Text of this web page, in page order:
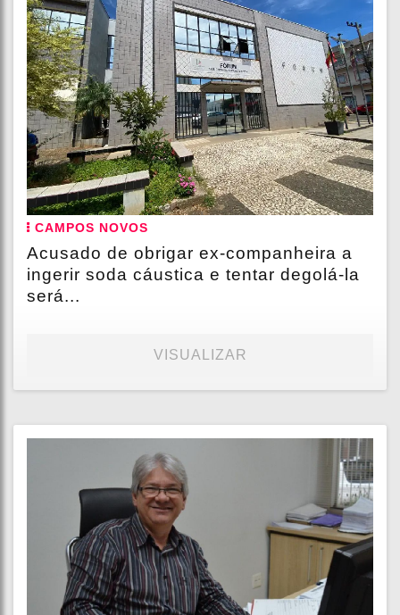
CAMPOS NOVOS
Acusado de obrigar ex-companheira a
ingerir soda cáustica e tentar degolá-la
será...
VISUALIZAR